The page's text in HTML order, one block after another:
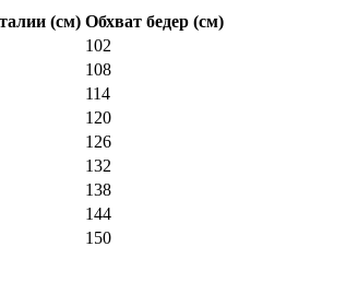
(см) Обхват бедер (см)
102
108
114
120
126
132
138
144
150